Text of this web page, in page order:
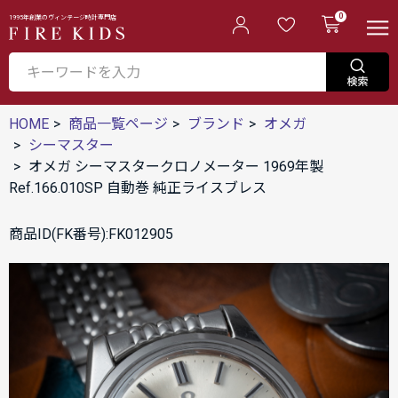
1995年創業のヴィンテージ時計専門店 0
HOME 商品一覧ページ ブランド
オメガ
シーマスター
オメガ シーマスタークロノメーター 1969年製
Ref.166.010SP 自動巻 純正ライスブレス
商品ID(FK番号):FK012905